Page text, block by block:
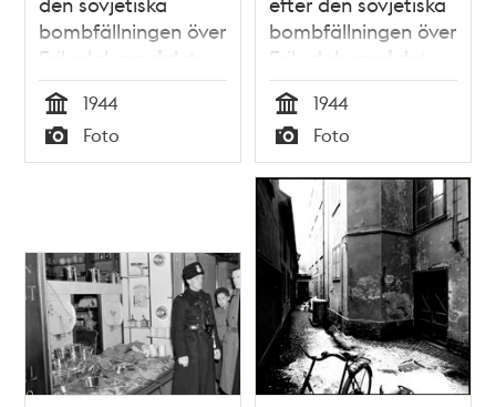
bombfällningen över
Eriksdalsområdet
1944.
Tid
1944
Typ
Foto
bombfällningen över
Eriksdalsområdet
1944 .
Tid
1944
Typ
Foto